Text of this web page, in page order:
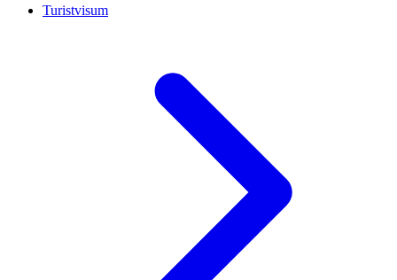
Turistvisum